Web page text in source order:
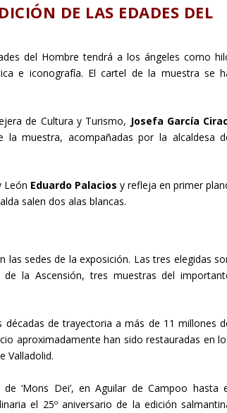
DE LAS EDADES DEL
del Hombre tendrá a los ángeles como
e iconografía. El cartel de la muestra se
de Cultura y Turismo, Josefa García Cirac
muestra, acompañadas por la alcaldesa
León Eduardo Palacios y refleja en primer
salen dos alas blancas.
sedes de la exposición. Las tres elegidas
la Ascensión, tres muestras del
de trayectoria a más de 11 millones
aproximadamente han sido restauradas en
Valladolid.
‘Mons Dei’, en Aguilar de Campoo hasta
el 25º aniversario de la edición